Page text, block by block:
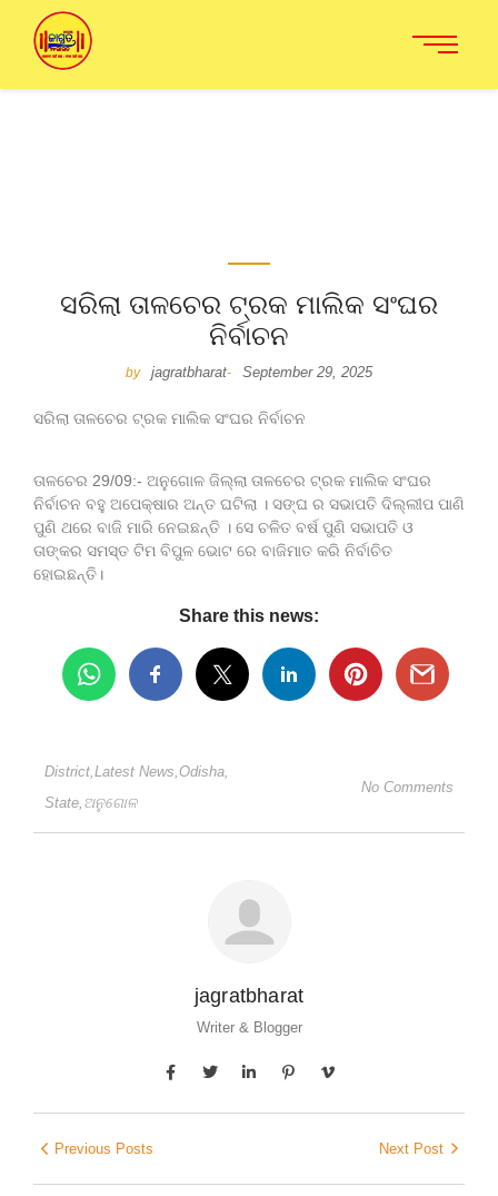
ସରିଲା ତାଳଚେର ଟ୍ରକ ମାଲିକ ସଂଘର
ନିର୍ବାଚନ
by jagratbharat- September 29, 2025
ସରିଲା ତାଳଚେର ଟ୍ରକ ମାଲିକ ସଂଘର ନିର୍ବାଚନ
ତାଳଚେର 29/09:- ଅନୁଗୋଳ ଜିଲ୍ଲା ତାଳଚେର ଟ୍ରକ ମାଲିକ ସଂଘର
ନିର୍ବାଚନ ବହୁ ଅପେକ୍ଷାର ଅନ୍ତ ଘଟିଲା । ସଙ୍ଘ ର ସଭାପତି ଦିଲ୍ଲୀପ ପାଣି
ପୁଣି ଥରେ ବାଜି ମାରି ନେଇଛନ୍ତି । ସେ ଚଳିତ ବର୍ଷ ପୁଣି ସଭାପତି ଓ
ତାଙ୍କର ସମସ୍ତ ଟିମ ବିପୁଳ ଭୋଟ ରେ ବାଜିମାତ କରି ନିର୍ବାଚିତ
ହୋଇଛନ୍ତି।
Share this news:
District Latest News Odisha
State ଅନୁଗୋଳ
No Comments
jagratbharat
Writer & Blogger
Previous Posts Next Post